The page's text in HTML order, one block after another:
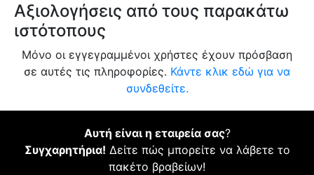
Αξιολογήσεις από τους παρακάτω
ιστότοπους
Μόνο οι εγγεγραμμένοι χρήστες έχουν πρόσβαση
σε αυτές τις πληροφορίες. Κάντε κλικ εδώ για να
συνδεθείτε.
Αυτή είναι η εταιρεία σας?
Συγχαρητήρια! Δείτε πώς μπορείτε να λάβετε το
πακέτο βραβείων!